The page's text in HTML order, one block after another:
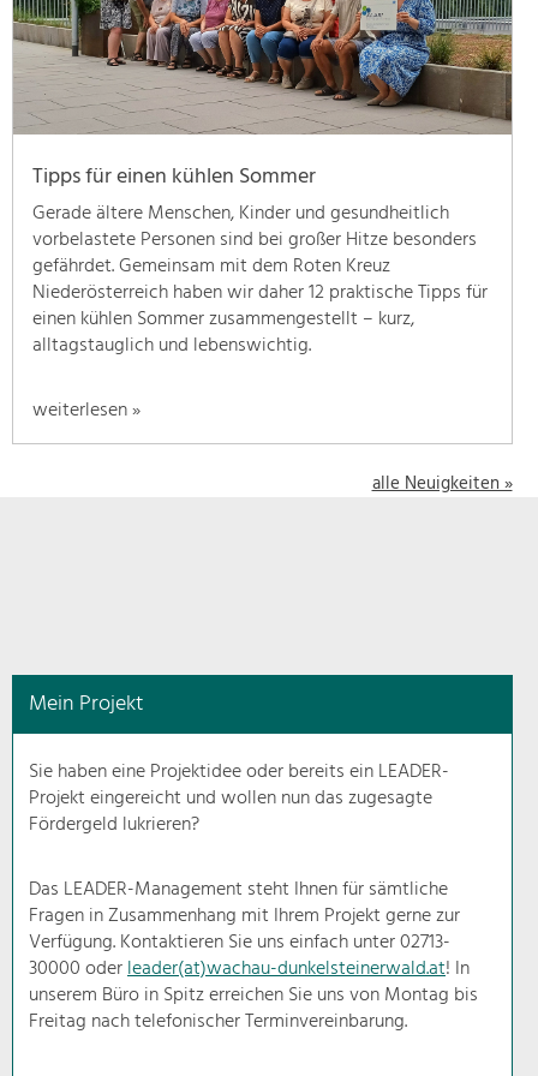
geben
wir
hier
eine
Übersicht
unsere
Themenschwerpunkte.
Für
mehr
Informationen
einfach
das
schon
Natur- &
Landschaftsschutz
Pflege, Regulierung und
Weiterentwicklung.
Ortsbild, Baukultur und nachhaltiges
Siedlungswesen.
Land- & Forstwirtschaft
Bewirtschaftung und Pflege der
Kulturlandschaft.
Tipps für einen kühlen Sommer
Gerade ältere Menschen, Kinder und gesundheitlich
vorbelastete Personen sind bei großer Hitze besonders
gefährdet. Gemeinsam mit dem Roten Kreuz
Niederösterreich haben wir daher 12 praktische Tipps für
einen kühlen Sommer zusammengestellt – kurz,
alltagstauglich und lebenswichtig.
weiterlesen »
alle Neuigkeiten »
Mein Projekt
Sie haben eine Projektidee oder bereits ein LEADER-
Projekt eingereicht und wollen nun das zugesagte
Fördergeld lukrieren?
Das LEADER-Management steht Ihnen für sämtliche
Fragen in Zusammenhang mit Ihrem Projekt gerne zur
Verfügung. Kontaktieren Sie uns einfach unter 02713-
30000 oderleader(at)wachau-dunkelsteinerwald.at! In
unserem Büro in Spitz erreichen Sie uns von Montag bis
Freitag nach telefonischer Terminvereinbarung.